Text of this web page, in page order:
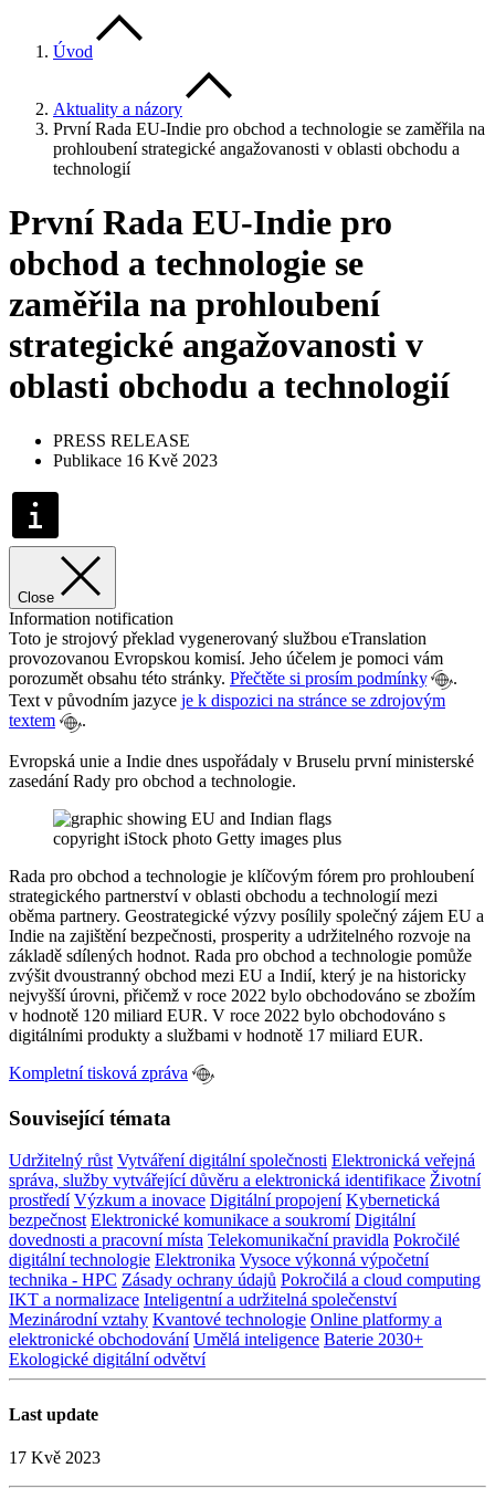
Úvod
Aktuality a názory
První Rada EU-Indie pro obchod a technologie se zaměřila na
prohloubení strategické angažovanosti v oblasti obchodu a
technologií
První Rada EU-Indie pro
obchod a technologie se
zaměřila na prohloubení
strategické angažovanosti v
oblasti obchodu a technologií
PRESS RELEASE
Publikace 16 Kvě 2023
Close
Information notification
Toto je strojový překlad vygenerovaný službou eTranslation
provozovanou Evropskou komisí. Jeho účelem je pomoci vám
porozumět obsahu této stránky. Přečtěte si prosím podmínky
.
Text v původním jazyce je k dispozici na stránce se zdrojovým
textem
.
Evropská unie a Indie dnes uspořádaly v Bruselu první ministerské
zasedání Rady pro obchod a technologie.
copyright iStock photo Getty images plus
Rada pro obchod a technologie je klíčovým fórem pro prohloubení
strategického partnerství v oblasti obchodu a technologií mezi
oběma partnery. Geostrategické výzvy posílily společný zájem EU a
Indie na zajištění bezpečnosti, prosperity a udržitelného rozvoje na
základě sdílených hodnot. Rada pro obchod a technologie pomůže
zvýšit dvoustranný obchod mezi EU a Indií, který je na historicky
nejvyšší úrovni, přičemž v roce 2022 bylo obchodováno se zbožím
v hodnotě 120 miliard EUR. V roce 2022 bylo obchodováno s
digitálními produkty a službami v hodnotě 17 miliard EUR.
Kompletní tisková zpráva
Související témata
Udržitelný růst Vytváření digitální společnosti Elektronická veřejná
správa, služby vytvářející důvěru a elektronická identifikace Životní
prostředí Výzkum a inovace Digitální propojení Kybernetická
bezpečnost Elektronické komunikace a soukromí Digitální
dovednosti a pracovní místa Telekomunikační pravidla Pokročilé
digitální technologie Elektronika Vysoce výkonná výpočetní
technika - HPC Zásady ochrany údajů Pokročilá a cloud computing
IKT a normalizace Inteligentní a udržitelná společenství
Mezinárodní vztahy Kvantové technologie Online platformy a
elektronické obchodování Umělá inteligence Baterie 2030+
Ekologické digitální odvětví
Last update
17 Kvě 2023